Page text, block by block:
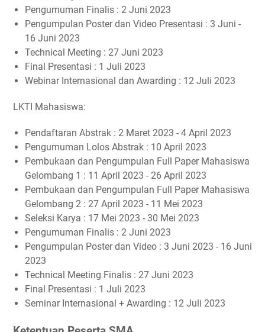
Pengumuman Finalis : 2 Juni 2023
Pengumpulan Poster dan Video Presentasi : 3 Juni -
16 Juni 2023
Technical Meeting : 27 Juni 2023
Final Presentasi : 1 Juli 2023
Webinar Internasional dan Awarding : 12 Juli 2023
LKTI Mahasiswa:
Pendaftaran Abstrak : 2 Maret 2023 - 4 April 2023
Pengumuman Lolos Abstrak : 10 April 2023
Pembukaan dan Pengumpulan Full Paper Mahasiswa
Gelombang 1 : 11 April 2023 - 26 April 2023
Pembukaan dan Pengumpulan Full Paper Mahasiswa
Gelombang 2 : 27 April 2023 - 11 Mei 2023
Seleksi Karya : 17 Mei 2023 - 30 Mei 2023
Pengumuman Finalis : 2 Juni 2023
Pengumpulan Poster dan Video : 3 Juni 2023 - 16 Juni
2023
Technical Meeting Finalis : 27 Juni 2023
Final Presentasi : 1 Juli 2023
Seminar Internasional + Awarding : 12 Juli 2023